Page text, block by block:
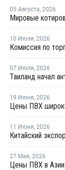
05 Августа, 2026
10 Июля, 2026
07 Июля, 2026
19 Июня, 2026
11 Июня, 2026
27 Мая, 2026